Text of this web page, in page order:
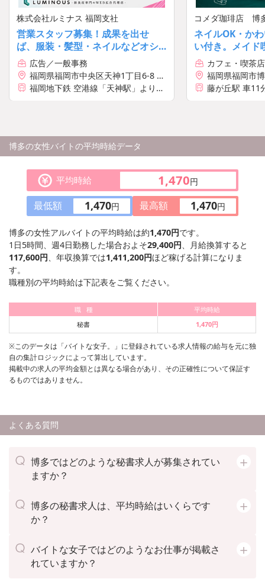
株式会社ルミナス 福岡支社
営業スタッフ募集！成果を出せ
ば、服装・髪型・ネイルなどオシ
ャレ自由☆ギャルメイクなど自分
らしさも◎
広告／一般事務
福岡県福岡市中央区天神1丁目6-8 天
神ツインビル6F
福岡地下鉄 空港線「天神駅」より徒
コメダ珈琲店 博
ネイルOK・か
い付き。メイド
思ったより最
カフェ・喫茶
福岡県福岡市
20
藤が丘駅 車11
・リニモ 藤が
博多の女性バイトの平均時給データ
平均時給 1,470円
最低額 1,470円 最高額 1,470円
博多の女性アルバイトの平均時給は約1,470円です。
1日5時間、週4日勤務した場合およそ29,400円、月給換算すると
117,600円、年収換算では1,411,200円ほど稼げる計算になりま
す。
職種別の平均時給は下記表をご覧ください。
職 種
平均時給
秘書
1,470円
※このデータは「バイトな女子。」に登録されている求人情報の給与を元に独
自の集計ロジックによって算出しています。
掲載中の求人の平均金額とは異なる場合があり、その正確性について保証す
るものではありません。
よくある質問
博多ではどのような秘書求人が募集されてい
ますか？
博多の秘書求人は、平均時給はいくらです
か？
バイトな女子ではどのようなお仕事が掲載さ
れていますか？